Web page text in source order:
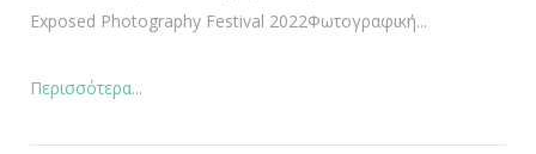
Exposed Photography Festival 2022Φωτογραφική...
Περισσότερα...